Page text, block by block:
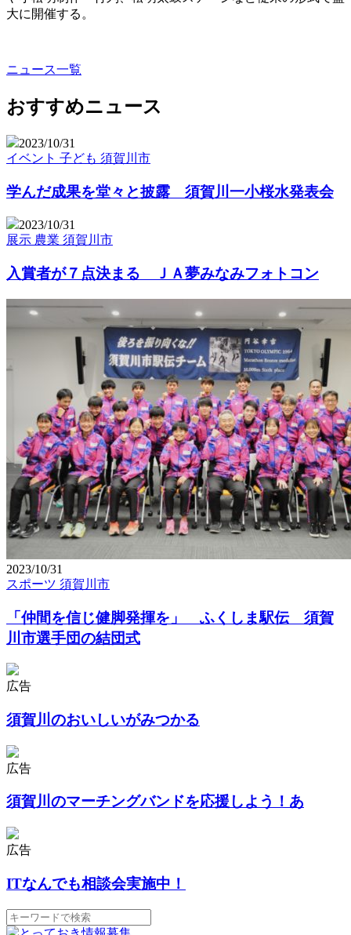
大に開催する。
ニュース一覧
おすすめニュース
2023/10/31
イベント 子ども 須賀川市
学んだ成果を堂々と披露 須賀川一小桜水発表会
2023/10/31
展示 農業 須賀川市
入賞者が７点決まる ＪＡ夢みなみフォトコン
2023/10/31
スポーツ 須賀川市
「仲間を信じ健脚発揮を」 ふくしま駅伝 須賀
川市選手団の結団式
広告
須賀川のおいしいがみつかる
広告
須賀川のマーチングバンドを応援しよう！あ
広告
ITなんでも相談会実施中！